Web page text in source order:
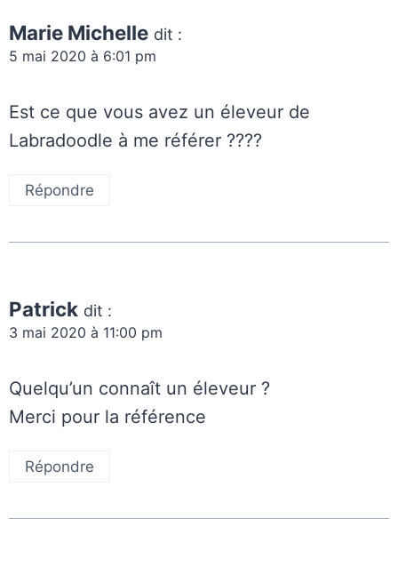
Marie Michelle dit :
5 mai 2020 à 6:01 pm
Est ce que vous avez un éleveur de
Labradoodle à me référer ????
Répondre
Patrick dit :
3 mai 2020 à 11:00 pm
Quelqu’un connaît un éleveur ?
Merci pour la référence
Répondre